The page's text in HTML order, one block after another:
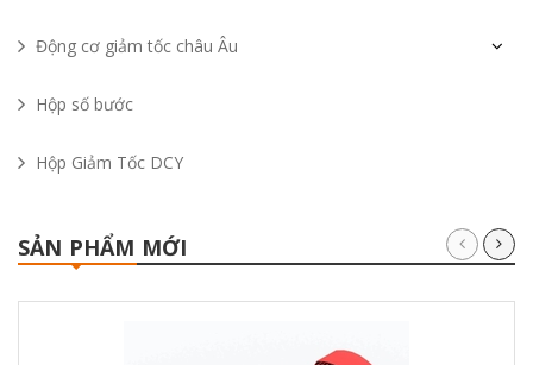
Động cơ giảm tốc châu Âu
Hộp số bước
Hộp Giảm Tốc DCY
SẢN PHẨM MỚI